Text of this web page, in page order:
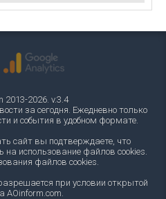
2013-2026. v.3.4
за сегодня. Ежедневно только
и события в удобном формате.
сайт вы подтверждаете, что
на использование файлов cookies.
файлов cookies.
при условии открытой
AOinform.com.